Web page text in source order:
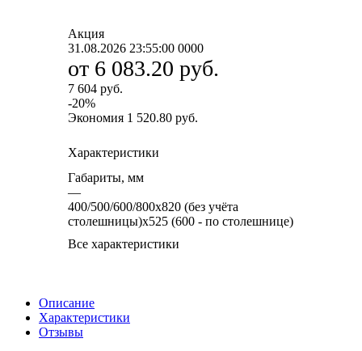
Акция
31.08.2026 23:55:00 0000
от 6 083.20 руб.
7 604 руб.
-20%
Экономия 1 520.80 руб.
Характеристики
Габариты, мм
—
400/500/600/800х820 (без учёта
столешницы)х525 (600 - по столешнице)
Все характеристики
Описание
Характеристики
Отзывы